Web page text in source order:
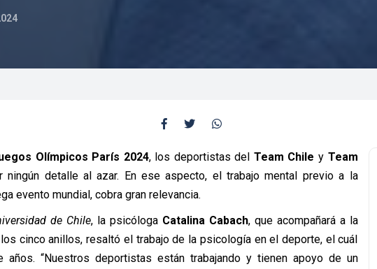
Olímpicos París 2024, los deportistas del Team Chile y Team
ningún detalle al azar. En ese aspecto, el trabajo mental previo a la
evento mundial, cobra gran relevancia.
de Chile, la psicóloga Catalina Cabach, que acompañará a la
cinco anillos, resaltó el trabajo de la psicología en el deporte, el cuál
años. “Nuestros deportistas están trabajando y tienen apoyo de un